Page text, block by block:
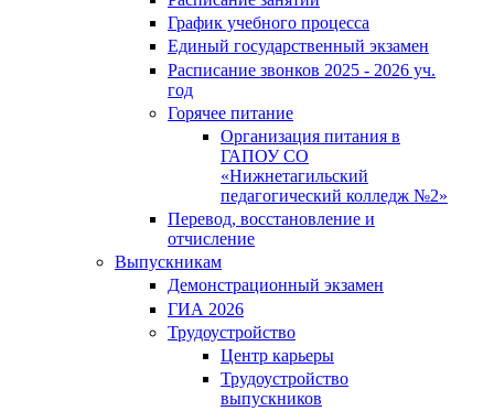
График учебного процесса
Единый государственный экзамен
Расписание звонков 2025 - 2026 уч.
год
Горячее питание
Организация питания в
ГАПОУ СО
«Нижнетагильский
педагогический колледж №2»
Перевод, восстановление и
отчисление
Выпускникам
Демонстрационный экзамен
ГИА 2026
Трудоустройство
Центр карьеры
Трудоустройство
выпускников